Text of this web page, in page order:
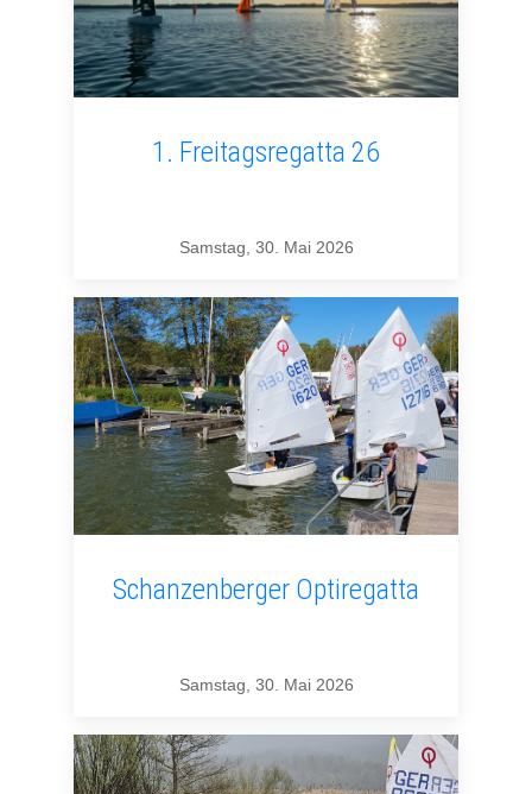
1. Freitagsregatta 26
Samstag, 30. Mai 2026
Schanzenberger Optiregatta
Samstag, 30. Mai 2026